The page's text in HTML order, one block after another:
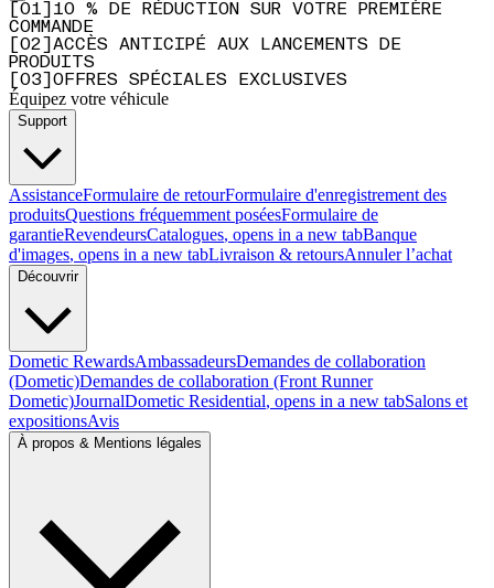
01
10 % DE RÉDUCTION SUR VOTRE PREMIÈRE
COMMANDE
02
ACCÈS ANTICIPÉ AUX LANCEMENTS DE
PRODUITS
03 OFFRES SPÉCIALES EXCLUSIVES
Équipez votre véhicule
Support
AssistanceFormulaire de retourFormulaire d'enregistrement des
produitsQuestions fréquemment poséesFormulaire de
garantieRevendeursCatalogues, opens in a new tabBanque
d'images, opens in a new tabLivraison & retoursAnnuler l’achat
Découvrir
Dometic RewardsAmbassadeursDemandes de collaboration
(Dometic)Demandes de collaboration (Front Runner
Dometic)JournalDometic Residential, opens in a new tabSalons et
expositionsAvis
À propos & Mentions légales